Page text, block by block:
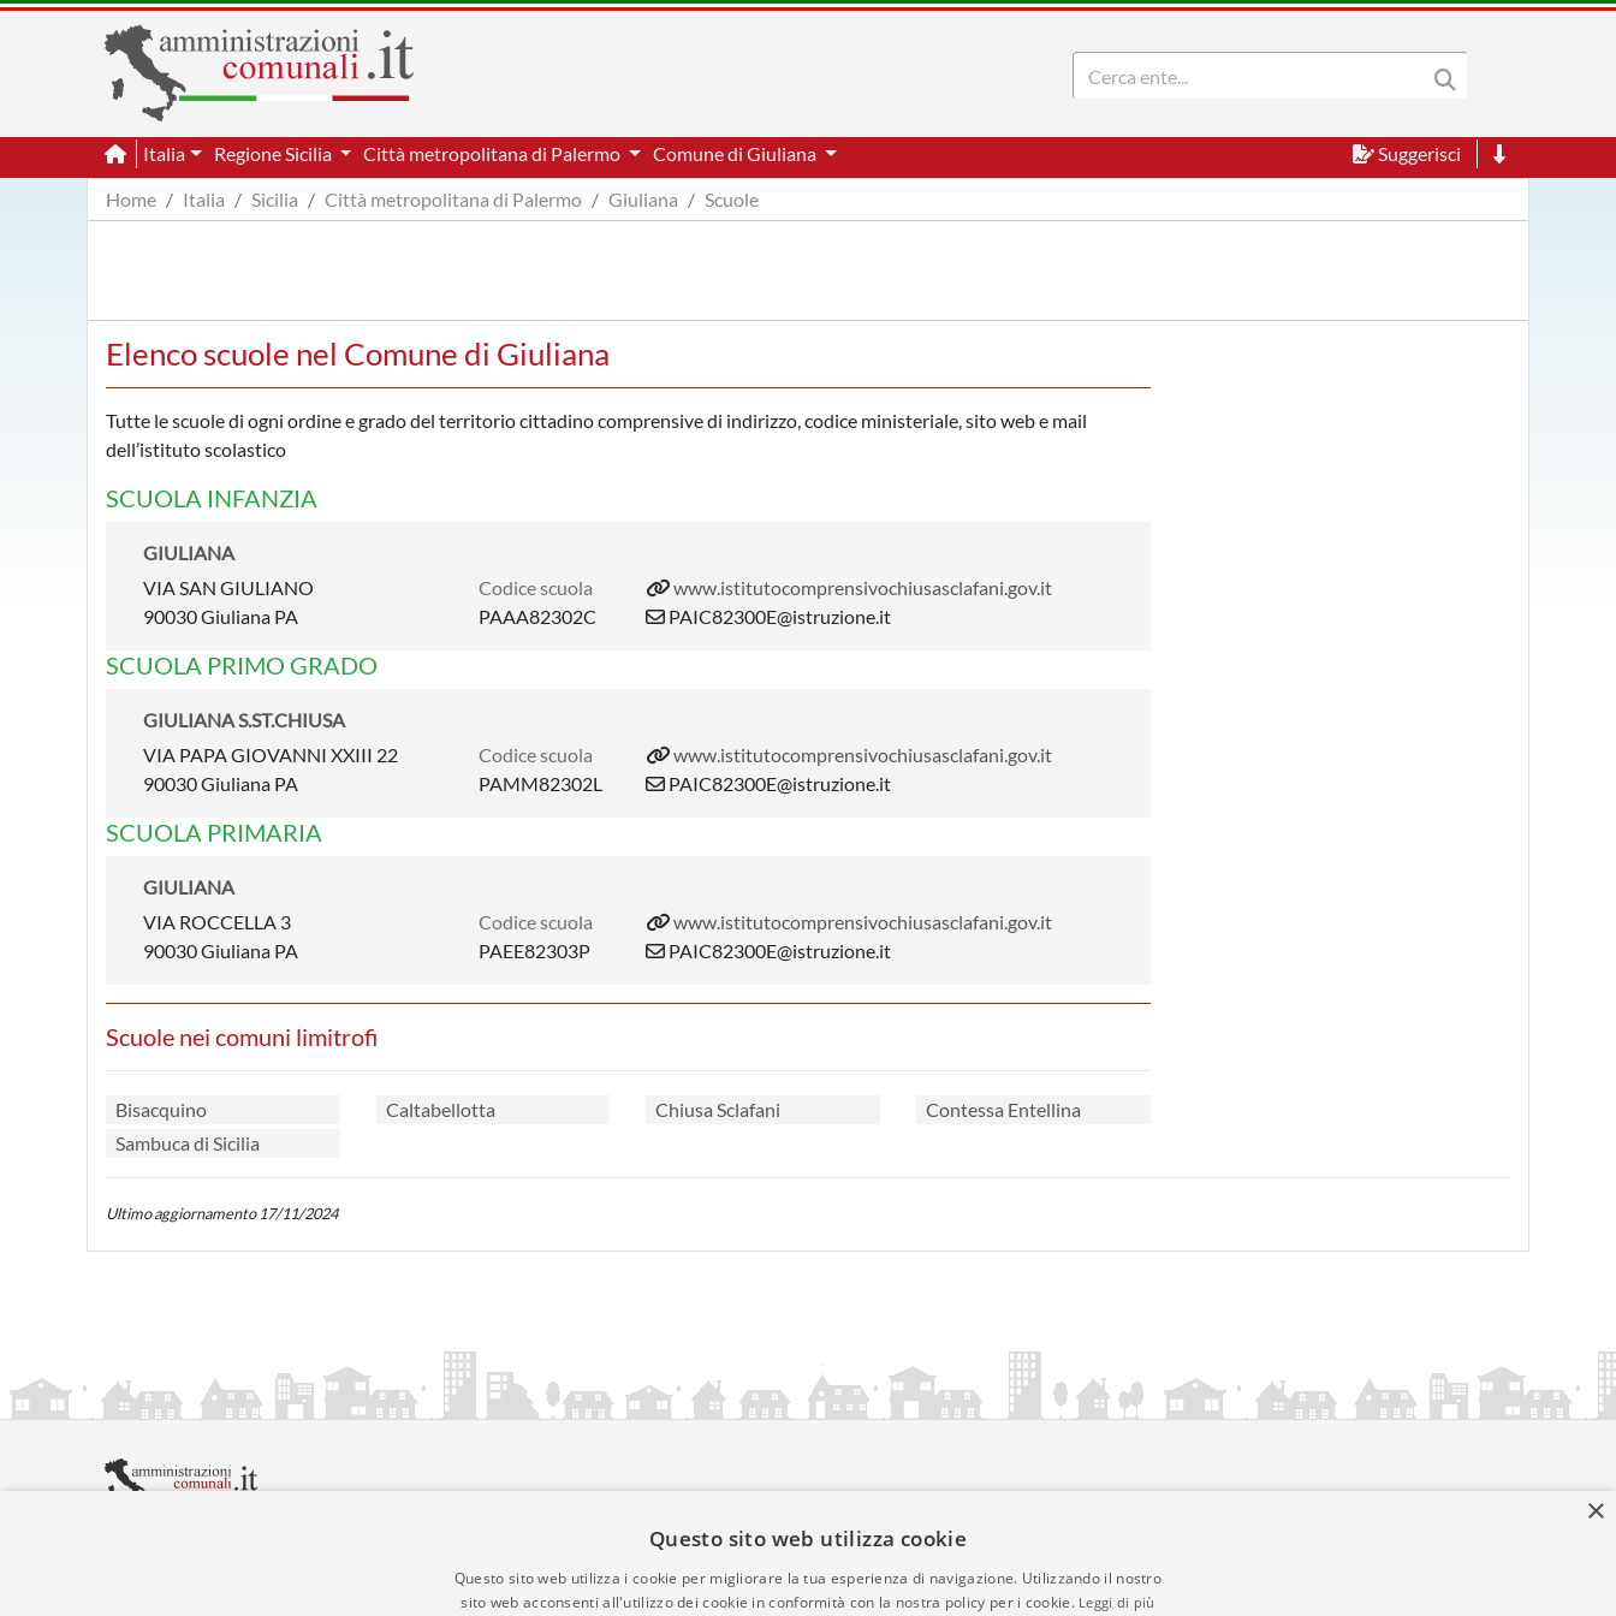
Italia Regione Sicilia Città metropolitana di Palermo Comune di Giuliana
Suggerisci
Home
Italia Sicilia Città metropolitana di Palermo Giuliana Scuole
Elenco scuole nel Comune di Giuliana
Tutte le scuole di ogni ordine e grado del territorio cittadino comprensive di indirizzo, codice ministeriale, sito web e mail
dell’istituto scolastico
SCUOLA INFANZIA
GIULIANA
VIA SAN GIULIANO
90030 Giuliana PA
Codice scuola
PAAA82302C
www.istitutocomprensivochiusasclafani.gov.it
PAIC82300E@istruzione.it
SCUOLA PRIMO GRADO
GIULIANA S.ST.CHIUSA
VIA PAPA GIOVANNI XXIII 22
90030 Giuliana PA
Codice scuola
PAMM82302L
www.istitutocomprensivochiusasclafani.gov.it
PAIC82300E@istruzione.it
SCUOLA PRIMARIA
GIULIANA
VIA ROCCELLA 3
90030 Giuliana PA
Codice scuola
PAEE82303P
www.istitutocomprensivochiusasclafani.gov.it
PAIC82300E@istruzione.it
Scuole nei comuni limitrofi
Bisacquino Caltabellotta Chiusa Sclafani
Contessa Entellina
Sambuca di Sicilia
Ultimo aggiornamento 17/11/2024
Informativa Privacy|Informativa Cookies • Time 0.0127
×
Questo sito web utilizza cookie
Questo sito web utilizza i cookie per migliorare la tua esperienza di navigazione. Utilizzando il nostro
sito web acconsenti all'utilizzo dei cookie in conformità con la nostra policy per i cookie. Leggi di più